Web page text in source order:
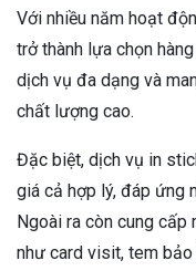
Với nhiều năm hoạt
trở thành lựa chọn
dịch vụ đa dạng và
chất lượng cao.
Đặc biệt, dịch vụ in
giá cả hợp lý, đáp ứng
Ngoài ra còn cung cấp
như card visit, tem bảo